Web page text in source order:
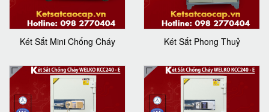
Két Sắt Mini Chống Cháy Két Sắt Phong Thuỷ